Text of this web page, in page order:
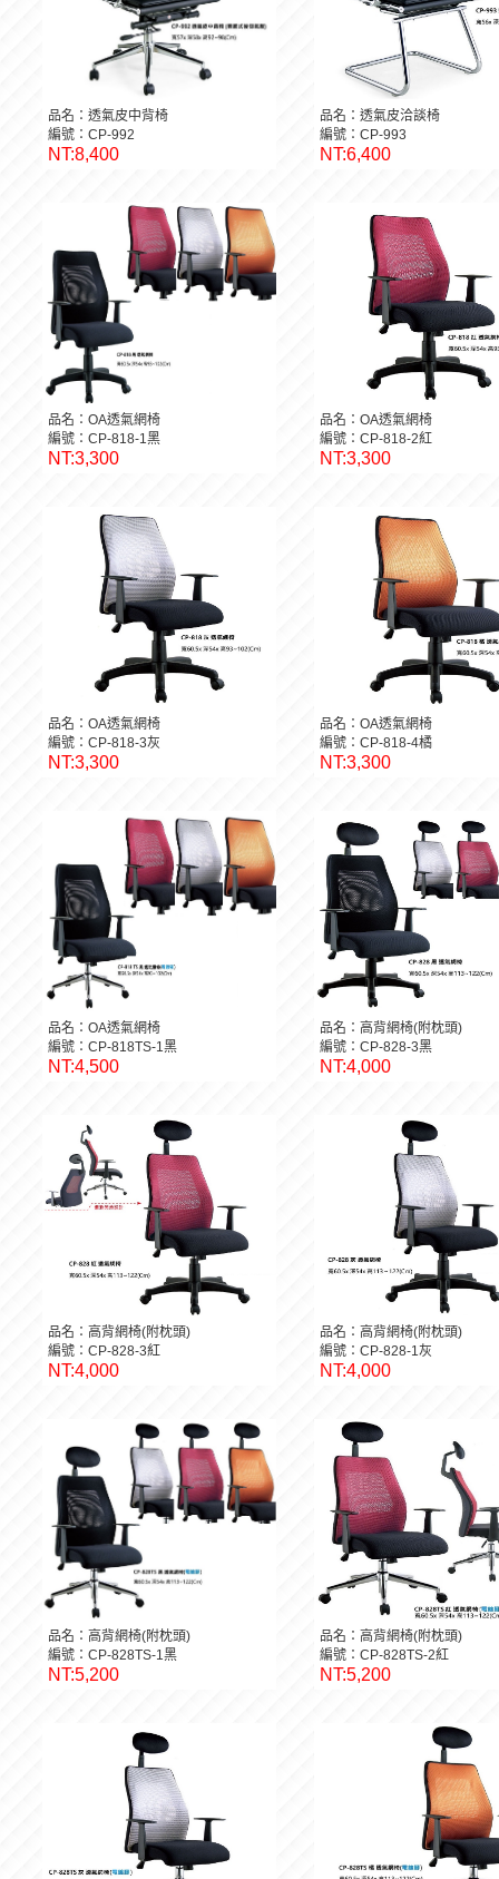
品名：透氣皮中背椅
編號：CP-992
NT:8,400
品名：透氣皮洽談椅
編號：CP-993
NT:6,400
品名：OA透氣網椅
編號：CP-818-1黑
NT:3,300
品名：OA透氣網椅
編號：CP-818-2紅
NT:3,300
品名：OA透氣網椅
編號：CP-818-3灰
NT:3,300
品名：OA透氣網椅
編號：CP-818-4橘
NT:3,300
品名：OA透氣網椅
編號：CP-818TS-1黑
NT:4,500
品名：高背網椅(附枕頭)
編號：CP-828-3黑
NT:4,000
品名：高背網椅(附枕頭)
編號：CP-828-3紅
NT:4,000
品名：高背網椅(附枕頭)
編號：CP-828-1灰
NT:4,000
品名：高背網椅(附枕頭)
編號：CP-828TS-1黑
NT:5,200
品名：高背網椅(附枕頭)
編號：CP-828TS-2紅
NT:5,200